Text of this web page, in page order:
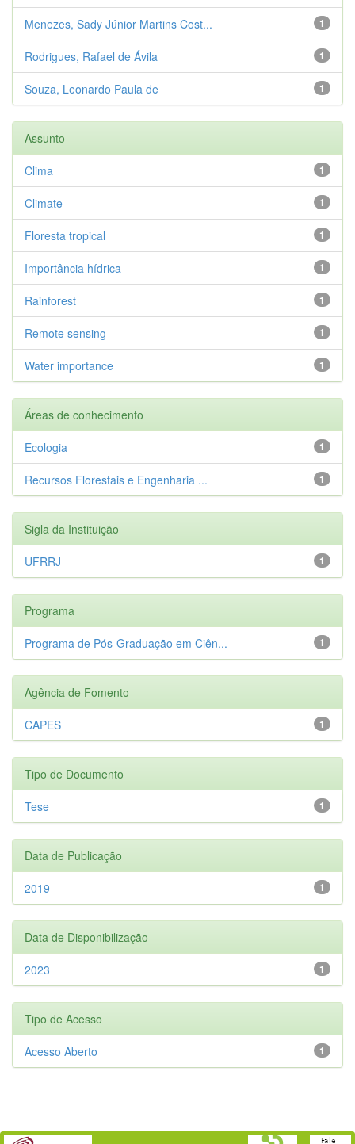
1
Menezes, Sady Júnior Martins Cost...
1
Rodrigues, Rafael de Ávila
1
Souza, Leonardo Paula de
Assunto
1
Clima
1
Climate
1
Floresta tropical
1
Importância hídrica
1
Rainforest
1
Remote sensing
1
Water importance
Áreas de conhecimento
1
Ecologia
1
Recursos Florestais e Engenharia ...
Sigla da Instituição
1
UFRRJ
Programa
1
Programa de Pós-Graduação em Ciên...
Agência de Fomento
1
CAPES
Tipo de Documento
1
Tese
Data de Publicação
1
2019
Data de Disponibilização
1
2023
Tipo de Acesso
1
Acesso Aberto